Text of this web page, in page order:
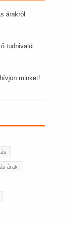
árakról
tudnivalói
minket!
árak